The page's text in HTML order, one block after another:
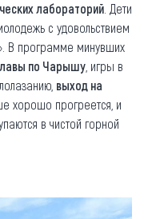
лабораторий . Дети
с удовольствием
В программе минувших
по Чарышу , игры в
выход на
хорошо прогреется, и
в чистой горной